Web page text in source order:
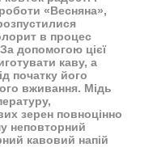
«Весняна»,
в процес
допомогою цієї
каву, а
початку його
вживання. Мідь
зерен повноцінно
неповторний
кавовий напій